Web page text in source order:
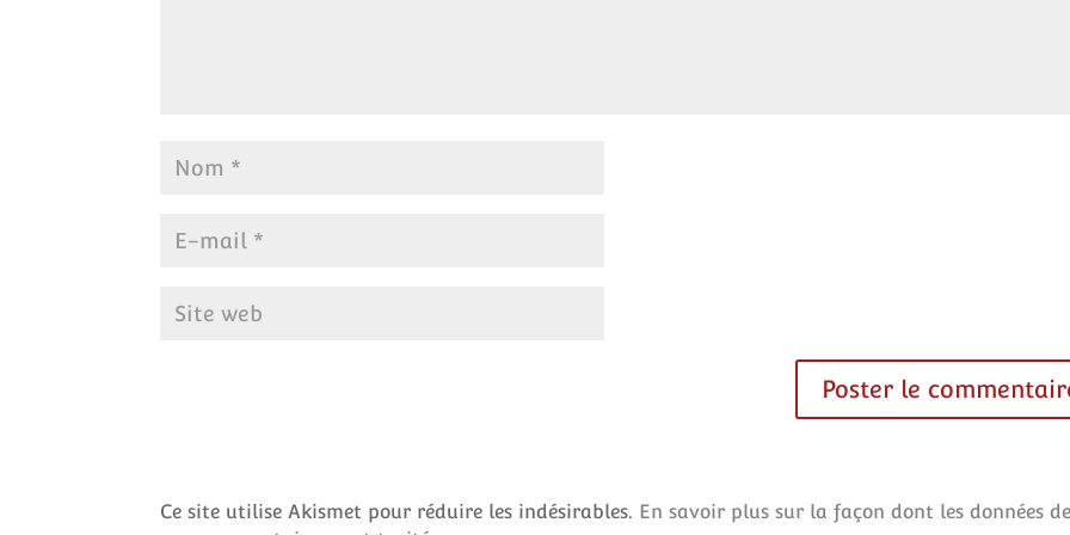
Ce site utilise Akismet pour réduire les indésirables. En savoir plus sur la façon dont les données